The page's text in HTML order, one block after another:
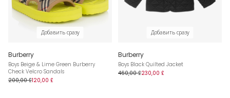
Добавить сразу
Burberry
Boys Beige & Lime Green Burberry
Check Velcro Sandals
200,00 £120,00 £
Добавить сразу
Burberry
Boys Black Quilted Jacket
460,00 £230,00 £